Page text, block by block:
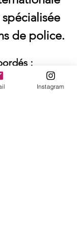
de police.
:
d'un
assistant.
Instagram